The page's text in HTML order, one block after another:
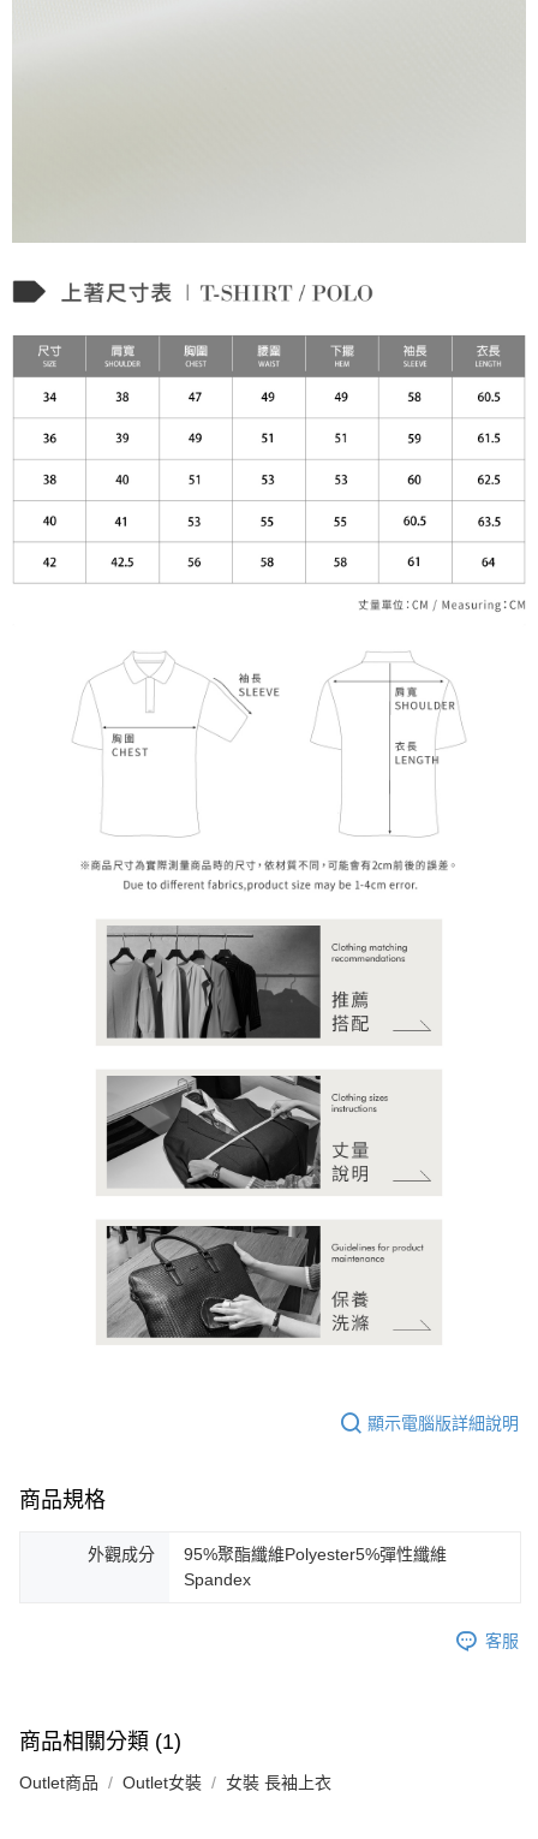
顯示電腦版詳細說明
商品規格
外觀成分
95%聚酯纖維Polyester5%彈性纖維
Spandex
客服
商品相關分類 (1)
Outlet商品 Outlet女裝 女裝 長袖上衣